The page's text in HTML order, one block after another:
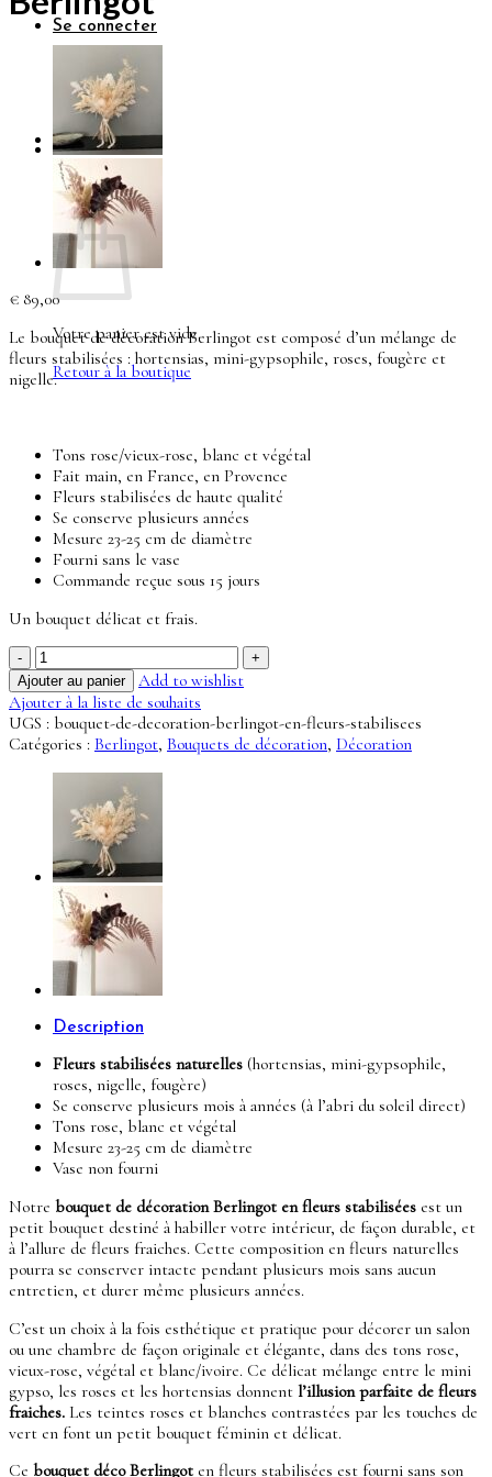
Se connecter
0
Panier
Votre panier est vide.
Retour à la boutique
€ 89,00
Le bouquet de décoration Berlingot est composé d’un mélange de
fleurs stabilisées : hortensias, mini-gypsophile, roses, fougère et
nigelle.
Tons rose/vieux-rose, blanc et végétal
Fait main, en France, en Provence
Fleurs stabilisées de haute qualité
Se conserve plusieurs années
Mesure 23-25 cm de diamètre
Fourni sans le vase
Commande reçue sous 15 jours
Un bouquet délicat et frais.
quantité
de
Bouquet
de
décoration
Berlingot
Ajouter au panier
Add to wishlist
Ajouter à la liste de souhaits
UGS : bouquet-de-decoration-berlingot-en-fleurs-stabilisees
Catégories : Berlingot, Bouquets de décoration, Décoration
Description
Fleurs stabilisées naturelles (hortensias, mini-gypsophile,
roses, nigelle, fougère)
Se conserve plusieurs mois à années (à l’abri du soleil direct)
Tons rose, blanc et végétal
Mesure 23-25 cm de diamètre
Vase non fourni
Notre bouquet de décoration Berlingot en fleurs stabilisées est un
petit bouquet destiné à habiller votre intérieur, de façon durable, et
à l’allure de fleurs fraiches. Cette composition en fleurs naturelles
pourra se conserver intacte pendant plusieurs mois sans aucun
entretien, et durer même plusieurs années.
C’est un choix à la fois esthétique et pratique pour décorer un salon
ou une chambre de façon originale et élégante, dans des tons rose,
vieux-rose, végétal et blanc/ivoire. Ce délicat mélange entre le mini
gypso, les roses et les hortensias donnent l’illusion parfaite de fleurs
fraiches. Les teintes roses et blanches contrastées par les touches de
vert en font un petit bouquet féminin et délicat.
Ce bouquet déco Berlingot en fleurs stabilisées est fourni sans son